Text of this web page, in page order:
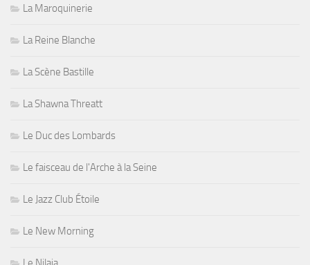
La Maroquinerie
La Reine Blanche
La Scène Bastille
La Shawna Threatt
Le Duc des Lombards
Le faisceau de l'Arche à la Seine
Le Jazz Club Étoile
Le New Morning